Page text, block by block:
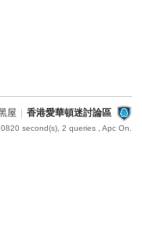
屋 香港愛華頓迷討論區
second(s), 2 queries , Apc On.